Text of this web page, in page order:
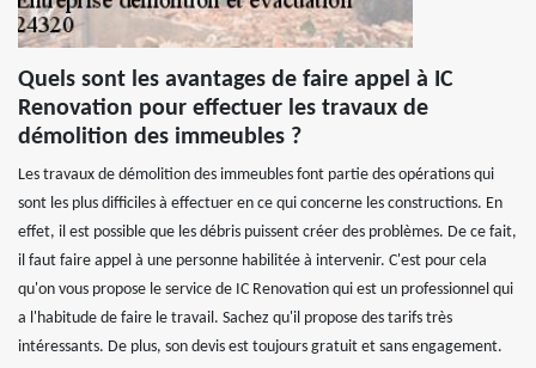
Quels sont les avantages de faire appel à IC
Renovation pour effectuer les travaux de
démolition des immeubles ?
Les travaux de démolition des immeubles font partie des opérations qui
sont les plus difficiles à effectuer en ce qui concerne les constructions. En
effet, il est possible que les débris puissent créer des problèmes. De ce fait,
il faut faire appel à une personne habilitée à intervenir. C'est pour cela
qu'on vous propose le service de IC Renovation qui est un professionnel qui
a l'habitude de faire le travail. Sachez qu'il propose des tarifs très
intéressants. De plus, son devis est toujours gratuit et sans engagement.